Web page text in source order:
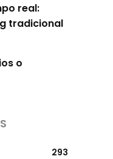
real:
tradicional
o
293